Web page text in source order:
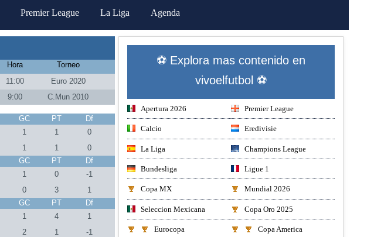
Premier League La Liga Agenda
Hora
Torneo
11:00
Euro 2020
9:00 C.Mun 2010
GC PT
Df
1 1
0
1 1
0
GC PT
Df
1 0
-1
0 3
1
GC PT
Df
1 4
1
2 1 -1
⚽ Explora mas contenido en
vivoelfutbol ⚽
Apertura 2026 Premier League
Calcio Eredivisie
La Liga Champions League
Bundesliga Ligue 1
Copa MX Mundial 2026
Seleccion Mexicana Copa Oro 2025
Eurocopa Copa America